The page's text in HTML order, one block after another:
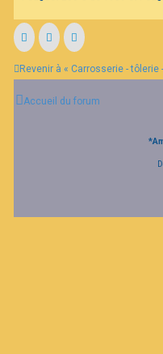
Revenir à « Carrosserie - tôlerie
Accueil du forum
*